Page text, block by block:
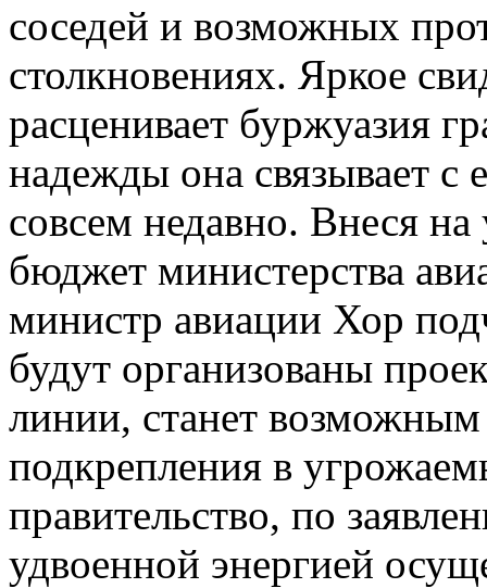
соседей и возможных
столкновениях. Яркое
расценивает буржуазия
надежды она связывает с
совсем недавно. Внеся
бюджет министерства
министр авиации Хор
будут организованы
линии, станет
подкрепления в
правительство, по
удвоенной энергией